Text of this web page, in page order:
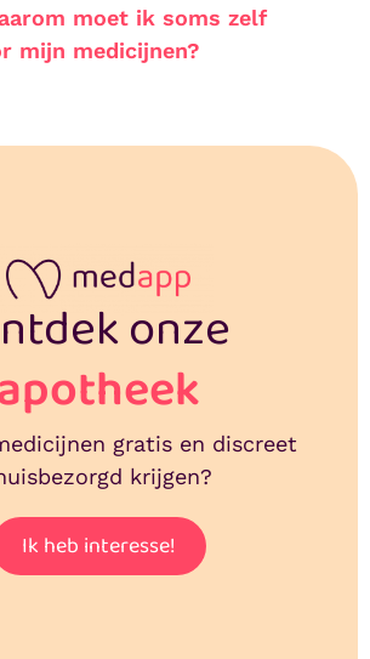
moet ik soms zelf
mijn medicijnen?
onze
gratis en discreet
krijgen?
Ik heb interesse!